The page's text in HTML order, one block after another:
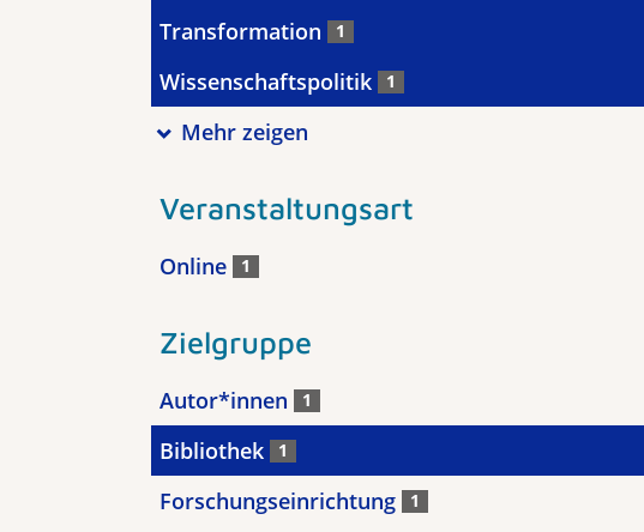
Transformation 1
Wissenschaftspolitik 1
Mehr zeigen
Veranstaltungsart
Online 1
Zielgruppe
Autor*innen 1
Bibliothek 1
Forschungseinrichtung 1